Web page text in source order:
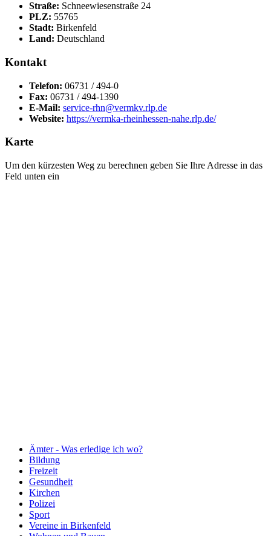
Straße: Schneewiesenstraße 24
PLZ: 55765
Stadt: Birkenfeld
Land: Deutschland
Kontakt
Telefon: 06731 / 494-0
Fax: 06731 / 494-1390
E-Mail: service-rhn@vermkv.rlp.de
Website: https://vermka-rheinhessen-nahe.rlp.de/
Karte
Um den kürzesten Weg zu berechnen geben Sie Ihre Adresse in das
Feld unten ein
Ämter - Was erledige ich wo?
Bildung
Freizeit
Gesundheit
Kirchen
Polizei
Sport
Vereine in Birkenfeld